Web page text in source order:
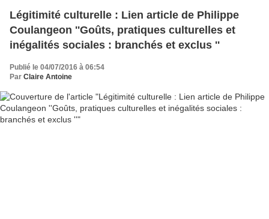
Légitimité culturelle : Lien article de Philippe
Coulangeon ''Goûts, pratiques culturelles et
inégalités sociales : branchés et exclus ''
Publié le 04/07/2016 à 06:54
Par Claire Antoine